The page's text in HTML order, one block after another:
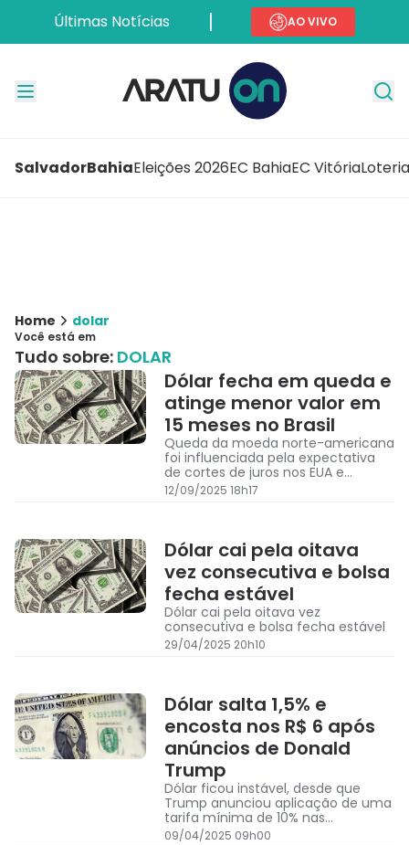
Últimas Notícias AO VIVO
SalvadorBahiaEleições 2026EC BahiaEC Vitória
Home dolar
Você está em
Tudo sobre: DOLAR
Dólar fecha em queda e
atinge menor valor em
15 meses no Brasil
Queda da moeda norte-americana
foi influenciada pela expectativa
de cortes de juros nos EUA e
manutenção da Selic em 15%
12/09/2025 18h17
Dólar cai pela oitava
vez consecutiva e bolsa
fecha estável
Dólar cai pela oitava vez
consecutiva e bolsa fecha estável
29/04/2025 20h10
Dólar salta 1,5% e
encosta nos R$ 6 após
anúncios de Donald
Trump
Dólar ficou instável, desde que
Trump anunciou aplicação de uma
tarifa mínima de 10% nas
importações
09/04/2025 09h00